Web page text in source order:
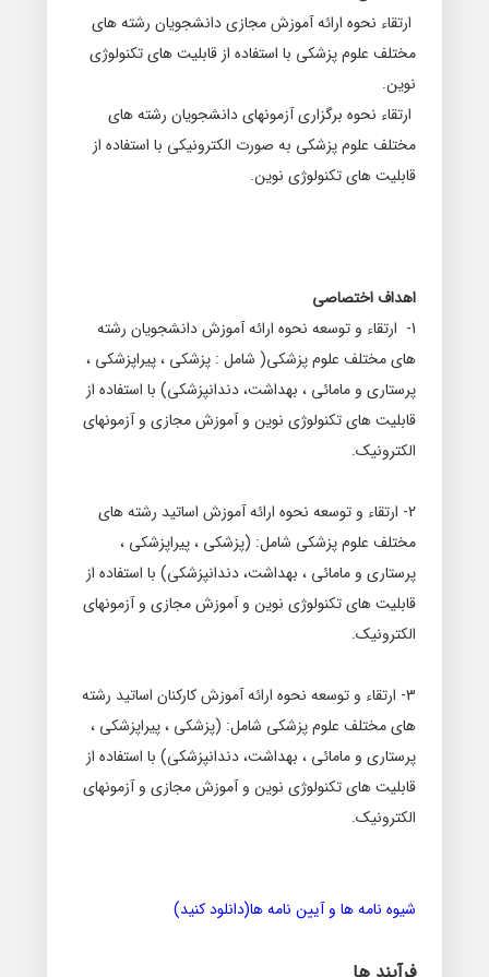
ارتقاء نحوه ارائه آموزش مجازی دانشجویان رشته های
مختلف علوم پزشکی با استفاده از قابلیت های تکنولوژی
نوین.
ارتقاء نحوه برگزاری آزمونهای دانشجویان رشته های
مختلف علوم پزشکی به صورت الکترونیکی با استفاده از
قابلیت های تکنولوژی نوین.
اهداف اختصاصی
1-
ارتقاء و توسعه نحوه ارائه آموزش دانشجویان رشته
های مختلف علوم پزشکی( شامل : پزشکی ، پیراپزشکی ،
پرستاری و مامائی ، بهداشت، دندانپزشکی) با استفاده از
قابلیت های تکنولوژی نوین و آموزش مجازی و آزمونهای
الکترونیک.
2- ارتقاء و توسعه نحوه ارائه آموزش اساتید رشته های
مختلف علوم پزشکی شامل: (پزشکی ، پیراپزشکی ،
پرستاری و مامائی ، بهداشت، دندانپزشکی) با استفاده از
قابلیت های تکنولوژی نوین و آموزش مجازی و آزمونهای
الکترونیک.
3- ارتقاء و توسعه نحوه ارائه آموزش کارکنان اساتید رشته
های مختلف علوم پزشکی شامل: (پزشکی ، پیراپزشکی ،
پرستاری و مامائی ، بهداشت، دندانپزشکی) با استفاده از
قابلیت های تکنولوژی نوین و آموزش مجازی و آزمونهای
الکترونیک.
شیوه نامه ها و آیین نامه ها(دانلود کنید)